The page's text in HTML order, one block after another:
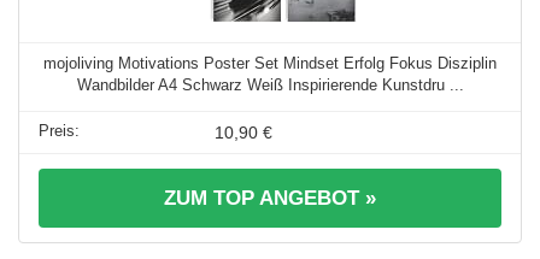
mojoliving Motivations Poster Set Mindset Erfolg Fokus Disziplin
Wandbilder A4 Schwarz Weiß Inspirierende Kunstdru ...
10,90 €
ZUM TOP ANGEBOT »